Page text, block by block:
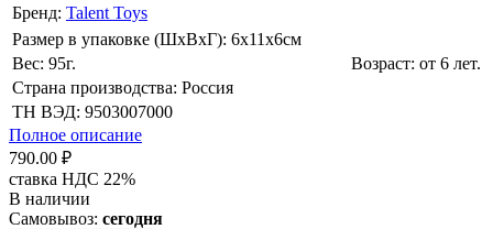
Бренд: Talent Toys
Размер в упаковке (ШхВxГ): 6х11х6cм
Вес: 95г.
Возраст: от 6 лет.
Страна производства: Россия
ТН ВЭД: 9503007000
Полное описание
790.00 ₽
ставка НДС 22%
В наличии
Самовывоз: сегодня